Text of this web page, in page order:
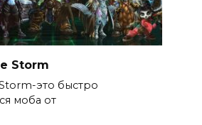
Storm
это быстро
моба от